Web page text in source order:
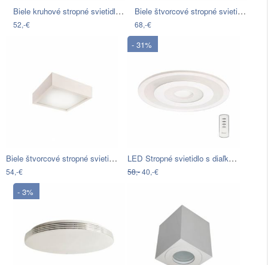
Biele kruhové stropné svietidlo Lamkur…
52,-€
Biele štvorcové stropné svietidlo…
68,-€
Biele štvorcové stropné svietidlo…
54,-€
- 31%
LED Stropné svietidlo s diaľkovým…
58,-40,-€
- 3%